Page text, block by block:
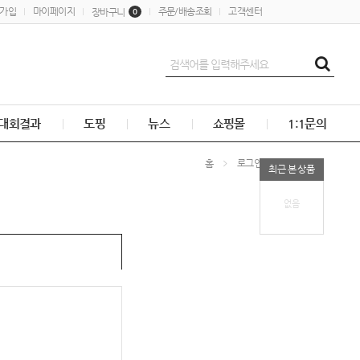
입 마이페이지 장바구니 0 주문/배송조회 고객센터
회결과 도핑 뉴스 쇼핑몰 1:1문의
최근 본 상품
없음
홈 로그인